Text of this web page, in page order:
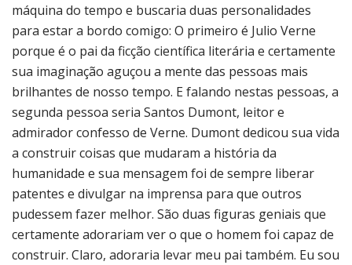
máquina do tempo e buscaria duas personalidades
para estar a bordo comigo: O primeiro é Julio Verne
porque é o pai da ficção científica literária e certamente
sua imaginação aguçou a mente das pessoas mais
brilhantes de nosso tempo. E falando nestas pessoas, a
segunda pessoa seria Santos Dumont, leitor e
admirador confesso de Verne. Dumont dedicou sua vida
a construir coisas que mudaram a história da
humanidade e sua mensagem foi de sempre liberar
patentes e divulgar na imprensa para que outros
pudessem fazer melhor. São duas figuras geniais que
certamente adorariam ver o que o homem foi capaz de
construir. Claro, adoraria levar meu pai também. Eu sou